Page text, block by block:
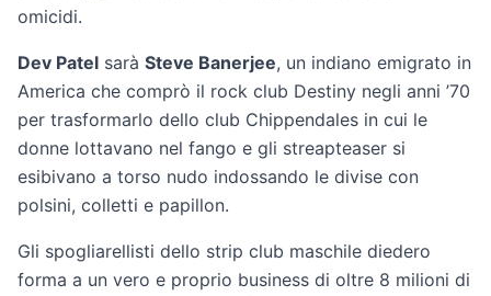
omicidi.
Dev Patel sarà Steve Banerjee, un indiano emigrato in
America che comprò il rock club Destiny negli anni ’70
per trasformarlo dello club Chippendales in cui le
donne lottavano nel fango e gli streapteaser si
esibivano a torso nudo indossando le divise con
polsini, colletti e papillon.
Gli spogliarellisti dello strip club maschile diedero
forma a un vero e proprio business di oltre 8 milioni di